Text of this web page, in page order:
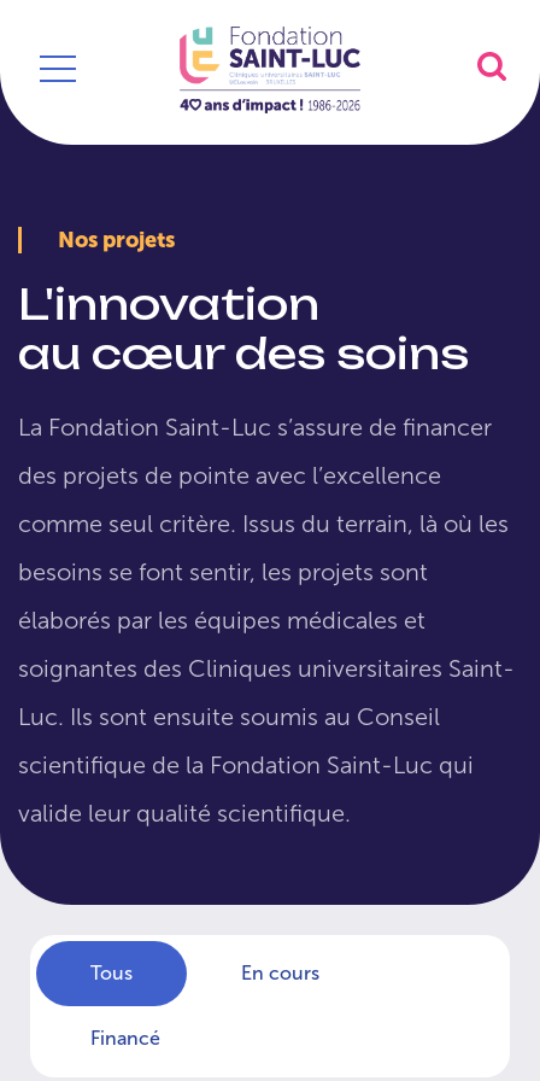
Nos projets
L'innovation
au cœur des soins
La Fondation Saint-Luc s’assure de financer
des projets de pointe avec l’excellence
comme seul critère. Issus du terrain, là où les
besoins se font sentir, les projets sont
élaborés par les équipes médicales et
soignantes des Cliniques universitaires Saint-
Luc. Ils sont ensuite soumis au Conseil
scientifique de la Fondation Saint-Luc qui
valide leur qualité scientifique.
Tous En cours
Financé